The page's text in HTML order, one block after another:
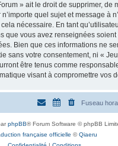
» ait le droit de supprimer, de
quel sujet et message à
nécessaire. En tant
que vous avez renseignées
Bien que ces informations ne
sans votre consentement, ni «
être tenus comme
visant à compromettre vos
Fuseau
phpBB® Forum Software © phpBB
française officielle ©Qiaeru